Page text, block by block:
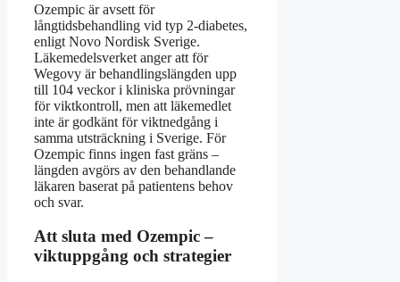
Ozempic är avsett för
långtidsbehandling vid typ 2-diabetes,
enligt Novo Nordisk Sverige.
Läkemedelsverket anger att för
Wegovy är behandlingslängden upp
till 104 veckor i kliniska prövningar
för viktkontroll, men att läkemedlet
inte är godkänt för viktnedgång i
samma utsträckning i Sverige. För
Ozempic finns ingen fast gräns –
längden avgörs av den behandlande
läkaren baserat på patientens behov
och svar.
Att sluta med Ozempic –
viktuppgång och strategier